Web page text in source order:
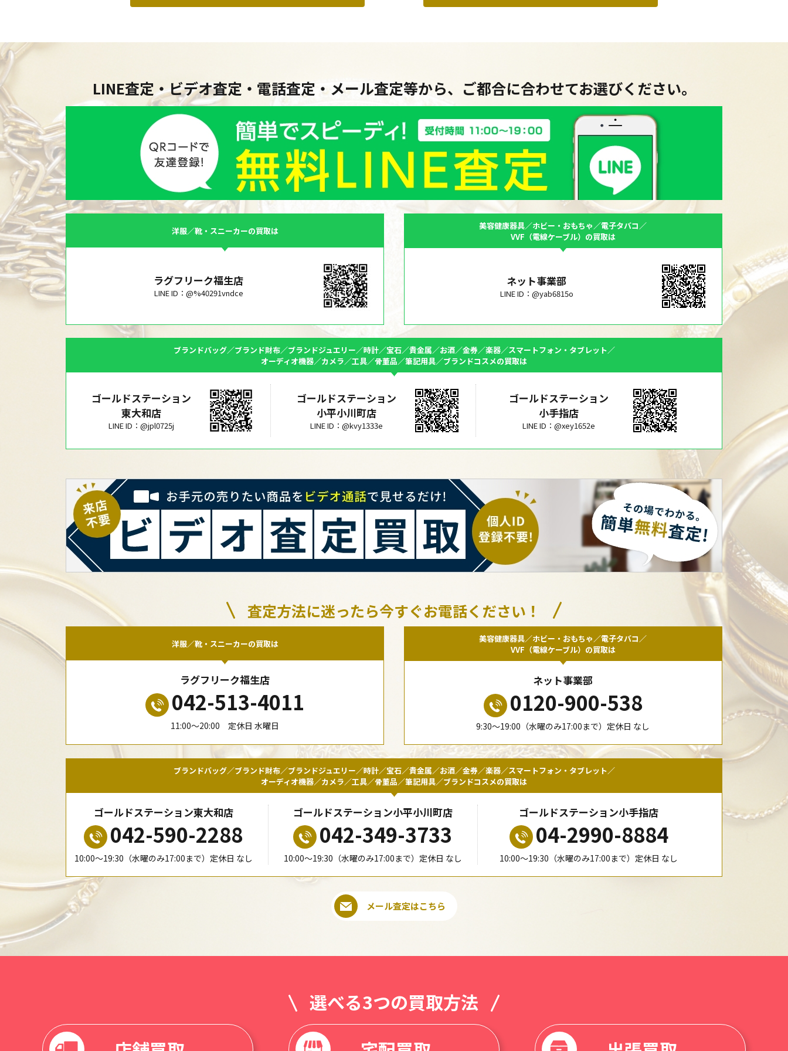
LINE査定・ビデオ査定・電話査定・メール査定等から、ご都合に合わせてお選びください。
洋服／靴・スニーカーの買取は
ラグフリーク福生店
LINE ID：@%40291vndce
美容健康器具／ホビー・おもちゃ／電子タバコ／
VVF（電線ケーブル）の買取は
ネット事業部
LINE ID：@yab6815o
ブランドバッグ／ブランド財布／ブランドジュエリー／時計／宝石／貴金属／お酒／金券／楽器／スマートフォン・タブレット／
オーディオ機器／カメラ／工具／骨董品／筆記用具／ブランドコスメの買取は
ゴールドステーション
東大和店
LINE ID：@jpl0725j
ゴールドステーション
小平小川町店
LINE ID：@kvy1333e
ゴールドステーション
小手指店
LINE ID：@xey1652e
査定方法に迷ったら今すぐお電話ください！
洋服／靴・スニーカーの買取は
ラグフリーク福生店
042-513-4011
11:00〜20:00 定休日 水曜日
美容健康器具／ホビー・おもちゃ／電子タバコ／
VVF（電線ケーブル）の買取は
ネット事業部
0120-900-538
9:30〜19:00（水曜のみ17:00まで）定休日 なし
ブランドバッグ／ブランド財布／ブランドジュエリー／時計／宝石／貴金属／お酒／金券／楽器／スマートフォン・タブレット／
オーディオ機器／カメラ／工具／骨董品／筆記用具／ブランドコスメの買取は
ゴールドステーション東大和店
042-590-2288
10:00〜19:30（水曜のみ17:00まで）定休日 なし
ゴールドステーション小平小川町店
042-349-3733
10:00〜19:30（水曜のみ17:00まで）定休日 なし
ゴールドステーション小手指店
04-2990-8884
10:00〜19:30（水曜のみ17:00まで）定休日 なし
メール査定はこちら
選べる3つの買取方法